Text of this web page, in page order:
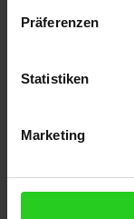
Präferenzen
Statistiken
Marketing
Da die
Kanten
Aufgrund der
Material
Kompletter